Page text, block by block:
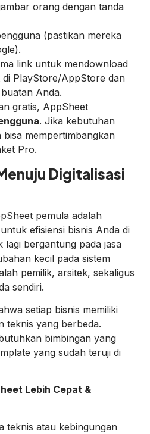
orang dengan tanda
(pastikan mereka
link untuk mendownload
di PlayStore/AppStore dan
Anda.
gratis, AppSheet
. Jika kebutuhan
mempertimbangkan
Pro.
Digitalisasi
pemula adalah
efisiensi bisnis Anda di
lagi bergantung pada jasa
kecil pada sistem
pemilik, arsitek, sekaligus
sendiri.
setiap bisnis memiliki
teknis yang berbeda.
bimbingan yang
yang sudah teruji di
Lebih Cepat &
teknis atau kebingungan